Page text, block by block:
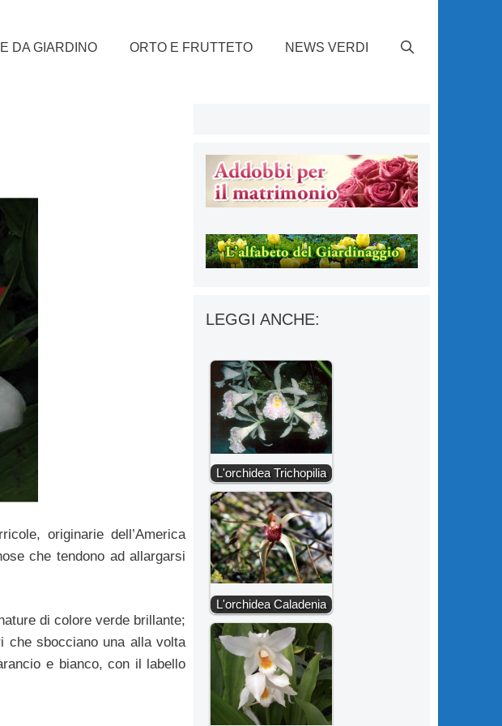
DA GIARDINO ORTO E FRUTTETO NEWS VERDI
originarie dell’America
che tendono ad allargarsi
di colore verde brillante;
che sbocciano una alla volta
e bianco, con il labello
LEGGI ANCHE:
L'orchidea Trichopilia
L'orchidea Caladenia